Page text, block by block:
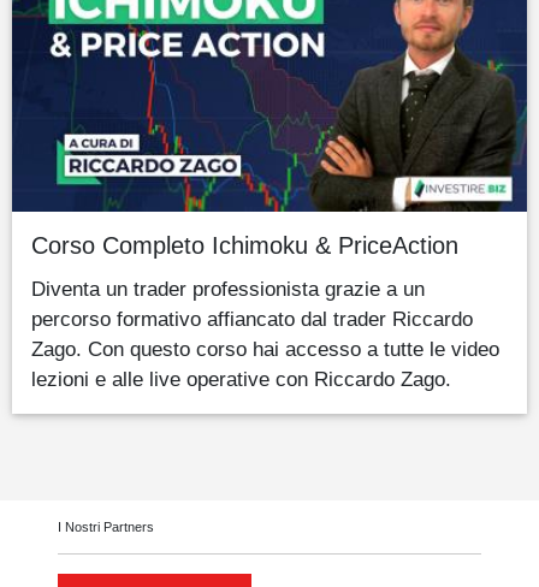
Corso Completo Ichimoku & PriceAction
Diventa un trader professionista grazie a un
percorso formativo affiancato dal trader Riccardo
Zago. Con questo corso hai accesso a tutte le video
lezioni e alle live operative con Riccardo Zago.
I Nostri Partners